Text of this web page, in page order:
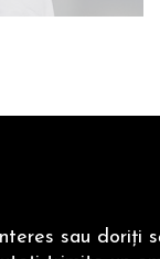
sau doriţi